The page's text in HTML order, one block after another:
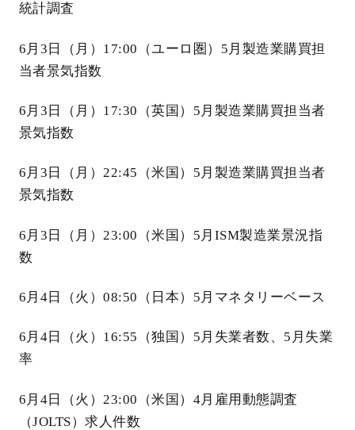
統計調査
6月3日（月）17:00（ユーロ圏）5月製造業購買担
当者景気指数
6月3日（月）17:30（英国）5月製造業購買担当者
景気指数
6月3日（月）22:45（米国）5月製造業購買担当者
景気指数
6月3日（月）23:00（米国）5月ISM製造業景況指
数
6月4日（火）08:50（日本）5月マネタリーベース
6月4日（火）16:55（独国）5月失業者数、5月失業
率
6月4日（火）23:00（米国）4月雇用動態調査
（JOLTS）求人件数